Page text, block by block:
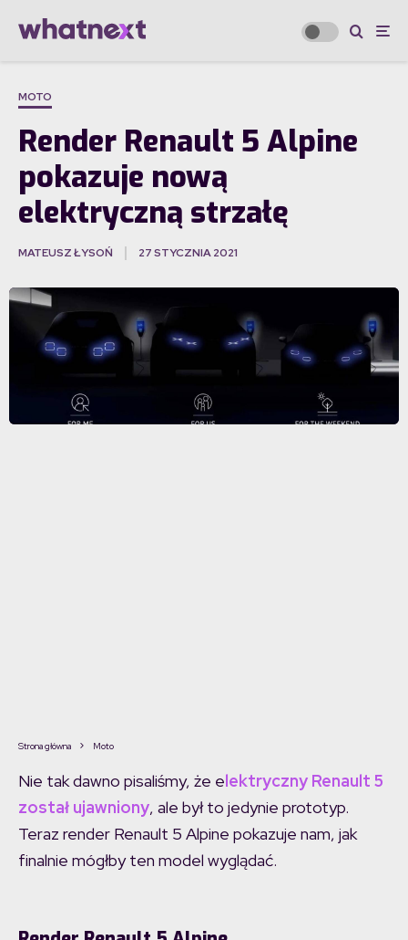
MOTO
Render Renault 5 Alpine
pokazuje nową
elektryczną strzałę
MATEUSZ ŁYSOŃ 27 STYCZNIA 2021
Strona główna Moto
Nie tak dawno pisaliśmy, że elektryczny Renault 5
został ujawniony, ale był to jedynie prototyp.
Teraz render Renault 5 Alpine pokazuje nam, jak
finalnie mógłby ten model wyglądać.